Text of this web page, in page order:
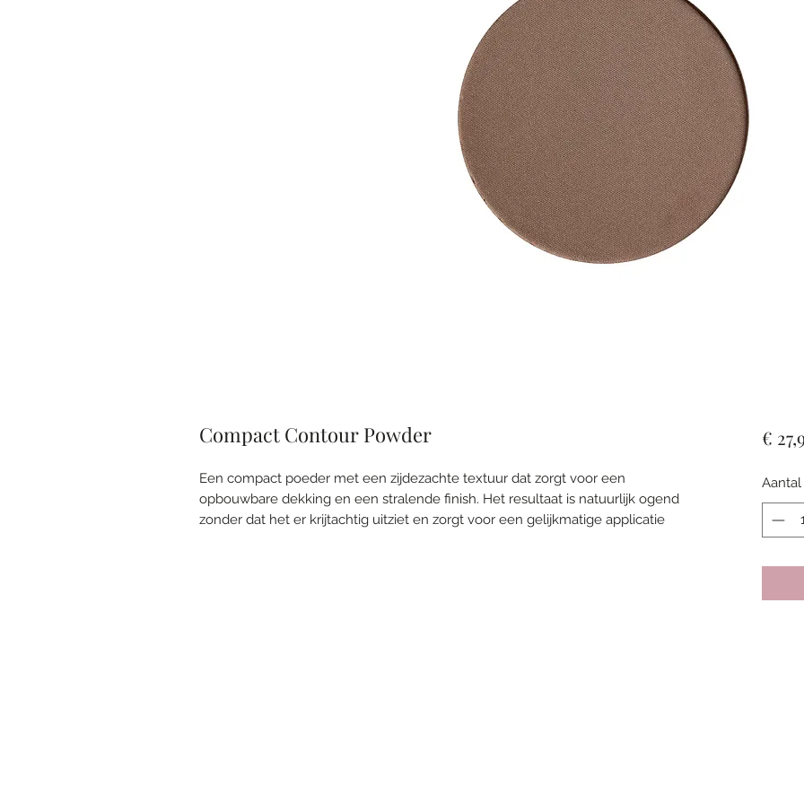
Compact Contour Powder
Een compact poeder met een zijdezachte textuur dat zorgt voor een
opbouwbare dekking en een stralende finish. Het resultaat is natuurlijk ogend
zonder dat het er krijtachtig uitziet en zorgt voor een gelijkmatige applicatie
€
Aantal